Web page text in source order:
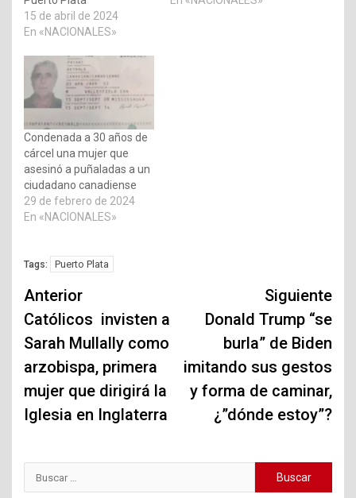
15 de abril de 2024
En «NACIONALES»
Condenada a 30 años de
cárcel una mujer que
asesinó a puñaladas a un
ciudadano canadiense
29 de febrero de 2024
En «NACIONALES»
Tags: Puerto Plata
Navegación
de
entradas
Anterior
Católicos invisten a
Sarah Mullally como
arzobispa, primera
mujer que dirigirá la
Iglesia en Inglaterra
Siguiente
Donald Trump “se
burla” de Biden
imitando sus gestos
y forma de caminar,
¿”dónde estoy”?
Buscar: